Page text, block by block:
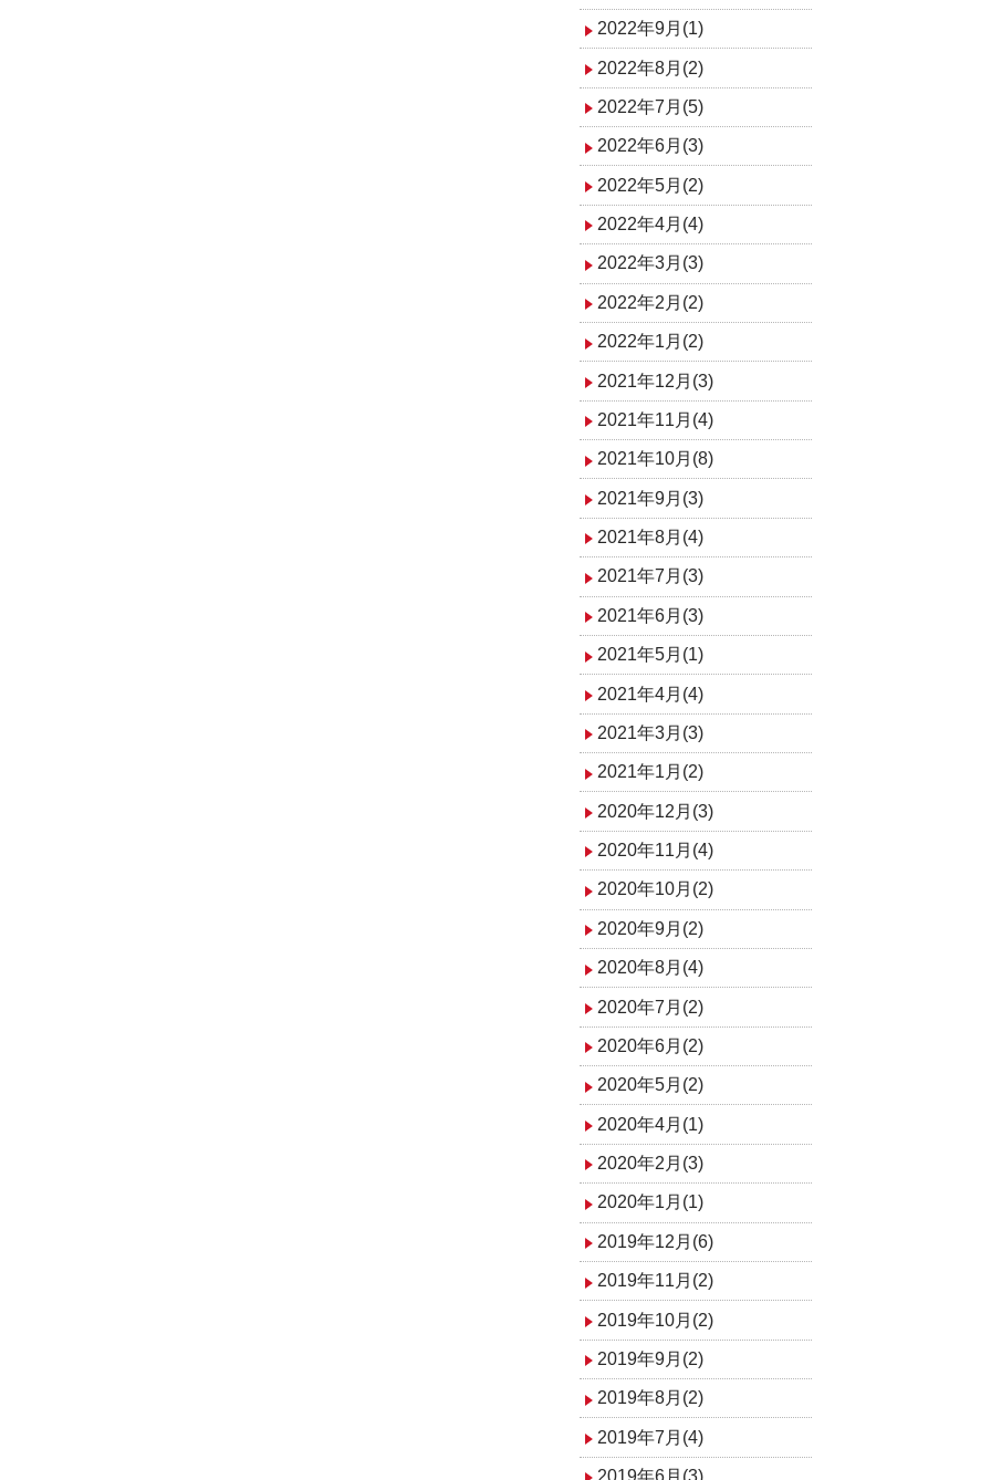
2022年9月(1)
2022年8月(2)
2022年7月(5)
2022年6月(3)
2022年5月(2)
2022年4月(4)
2022年3月(3)
2022年2月(2)
2022年1月(2)
2021年12月(3)
2021年11月(4)
2021年10月(8)
2021年9月(3)
2021年8月(4)
2021年7月(3)
2021年6月(3)
2021年5月(1)
2021年4月(4)
2021年3月(3)
2021年1月(2)
2020年12月(3)
2020年11月(4)
2020年10月(2)
2020年9月(2)
2020年8月(4)
2020年7月(2)
2020年6月(2)
2020年5月(2)
2020年4月(1)
2020年2月(3)
2020年1月(1)
2019年12月(6)
2019年11月(2)
2019年10月(2)
2019年9月(2)
2019年8月(2)
2019年7月(4)
2019年6月(3)